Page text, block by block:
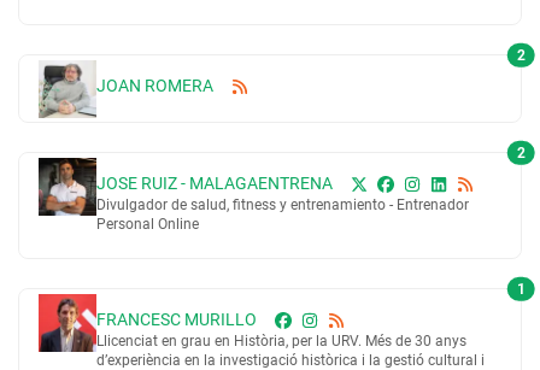
JOAN ROMERA
2
JOSE RUIZ - MALAGAENTRENA
Divulgador de salud, fitness y entrenamiento - Entrenador
Personal Online
2
FRANCESC MURILLO
Llicenciat en grau en Història, per la URV. Més de 30 anys
d’experiència en la investigació històrica i la gestió cultural i
1